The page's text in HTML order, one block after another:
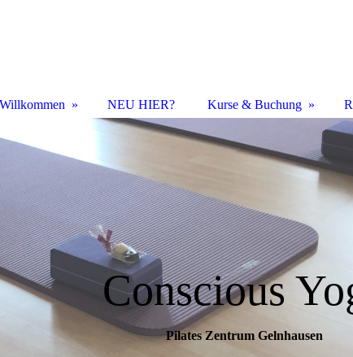
Conscious
Pilates Zentrum Gelnhausen
Willkommen NEU HIER? Kurse & Buchung